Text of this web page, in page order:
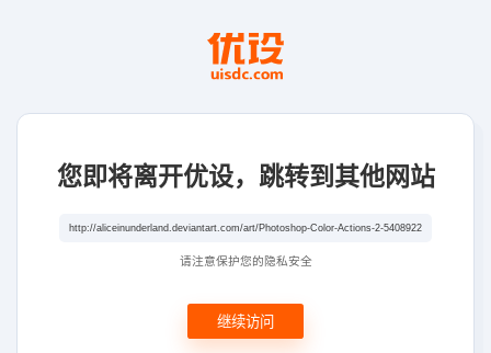
您即将离开优设，跳转到其他网站
请注意保护您的隐私安全
继续访问